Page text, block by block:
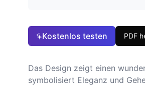
Kostenlos testen PDF
Das Design zeigt einen
symbolisiert Eleganz und